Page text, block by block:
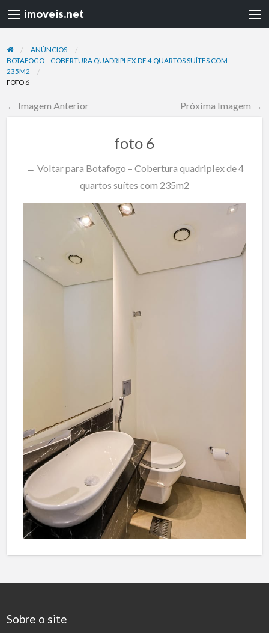
imoveis.net
ANÚNCIOS
BOTAFOGO – COBERTURA QUADRIPLEX DE 4 QUARTOS SUÍTES COM
235M2
FOTO 6
← Imagem Anterior Próxima Imagem →
foto 6
← Voltar para Botafogo – Cobertura quadriplex de 4
quartos suítes com 235m2
Sobre o site